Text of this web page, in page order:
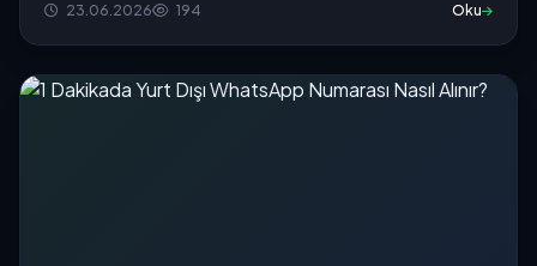
23.06.2026 194 Oku